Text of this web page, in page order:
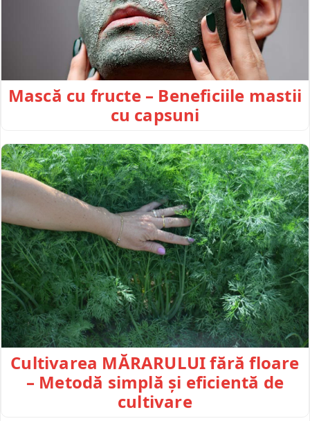
Mască cu fructe – Beneficiile mastii
cu capsuni
Cultivarea MĂRARULUI fără floare
– Metodă simplă și eficientă de
cultivare